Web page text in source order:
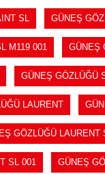
SL GÜNEŞ
M119 001 GÜNEŞ
GÜNEŞ GÖZLÜĞÜ
LAURENT
GÖZLÜĞÜ LAURENT
SL 001 GÜNEŞ